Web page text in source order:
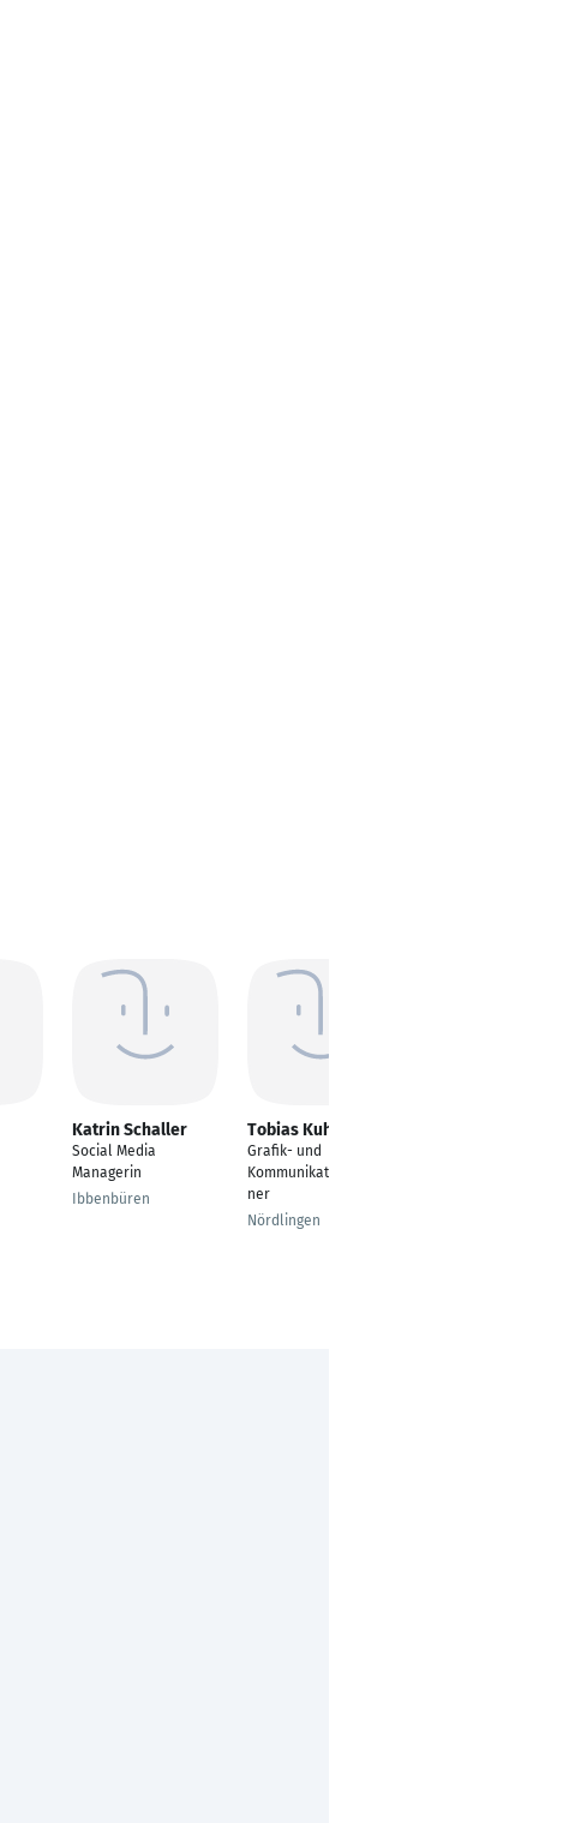
Katrin Schaller
Social Media
Managerin
Ibbenbüren
Tobias Kuhnhaus
Grafik- und
Kommunikationsdesig
ner
Nördlingen